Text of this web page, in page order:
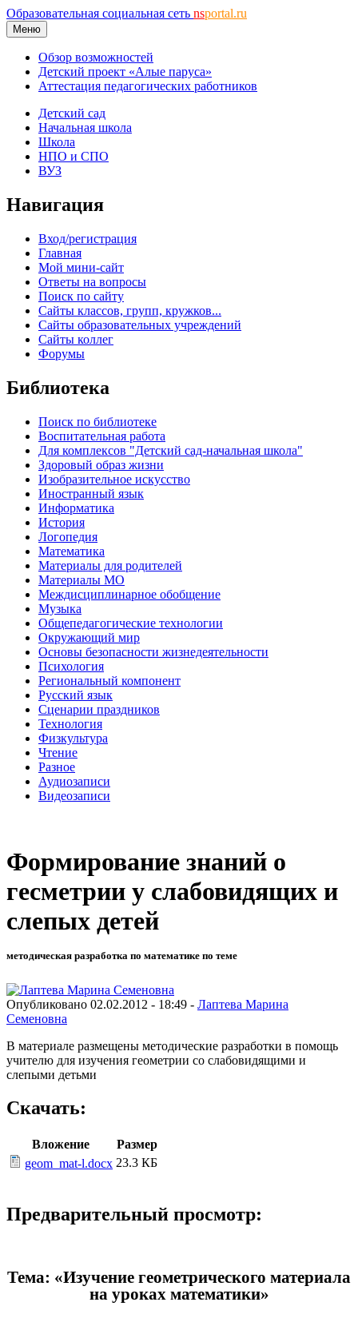
Образовательная социальная сеть nsportal.ru
Меню
Обзор возможностей
Детский проект «Алые паруса»
Аттестация педагогических работников
Детский сад
Начальная школа
Школа
НПО и СПО
ВУЗ
Навигация
Вход/регистрация
Главная
Мой мини-сайт
Ответы на вопросы
Поиск по сайту
Сайты классов, групп, кружков...
Сайты образовательных учреждений
Сайты коллег
Форумы
Библиотека
Поиск по библиотеке
Воспитательная работа
Для комплексов "Детский сад-начальная школа"
Здоровый образ жизни
Изобразительное искусство
Иностранный язык
Информатика
История
Логопедия
Математика
Материалы для родителей
Материалы МО
Междисциплинарное обобщение
Музыка
Общепедагогические технологии
Окружающий мир
Основы безопасности жизнедеятельности
Психология
Региональный компонент
Русский язык
Сценарии праздников
Технология
Физкультура
Чтение
Разное
Аудиозаписи
Видеозаписи
Формирование знаний о
гесметрии у слабовидящих и
слепых детей
методическая разработка по математике по теме
Опубликовано 02.02.2012 - 18:49 - Лаптева Марина
Семеновна
В материале размещены методические разработки в помощь
учителю для изучения геометрии со слабовидящими и
слепыми детьми
Скачать:
Вложение
Размер
geom_mat-l.docx 23.3 КБ
Предварительный просмотр:
Тема: «Изучение геометрического материала
на уроках математики»